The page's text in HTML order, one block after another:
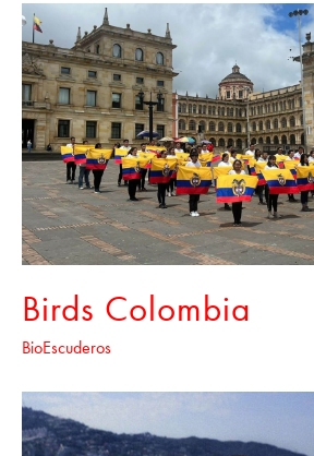
Birds Colombia
BioEscuderos